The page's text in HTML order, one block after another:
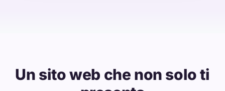
Un sito web che non solo ti